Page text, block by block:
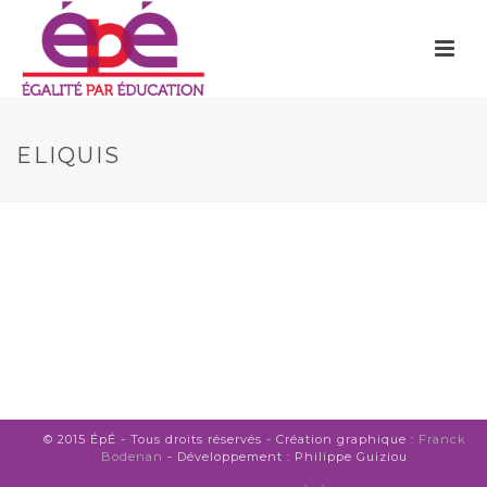
ELIQUIS
© 2015 ÉpÉ - Tous droits réservés - Création graphique : Franck
Bodenan - Développement : Philippe Guiziou